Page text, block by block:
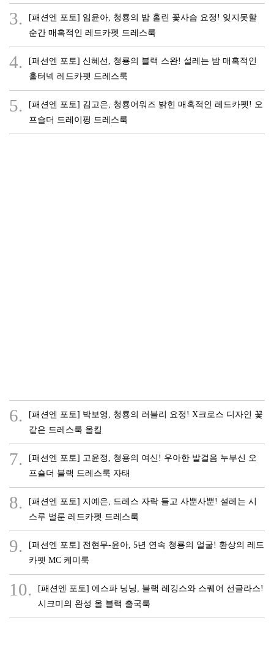
3.
[패션엔 포토] 임윤아, 청룡의 밤 홀린 꽃사슴 요정! 잊지못할
순간 매혹적인 레드카펫 드레스룩
4.
[패션엔 포토] 신혜선, 청룡의 블랙 스완! 설레는 밤 매혹적인
홀터넥 레드카펫 드레스룩
5.
[패션엔 포토] 김고은, 청룡어워즈 밝힌 매혹적인 레드카펫! 오
프숄더 드레이핑 드레스룩
6.
[패션엔 포토] 박보영, 청룡의 러블리 요정! X크로스 디자인 꽃
같은 드레스룩 올킬
7.
[패션엔 포토] 고윤정, 청용의 여신! 우아한 발걸음 누부신 오
프숄더 블랙 드레스룩 자태
8.
[패션엔 포토] 지예은, 드레스 자락 들고 사뿐사뿐! 설레는 시
스루 벌룬 레드카펫 드레스룩
9.
[패션엔 포토] 전현무-윤아, 5년 연속 청룡의 얼굴! 환상의 레드
카펫 MC 케미룩
10.
[패션엔 포토] 에스파 닝닝, 블랙 레깅스와 스퀘어 선글라스!
시크미의 완성 올 블랙 출국룩